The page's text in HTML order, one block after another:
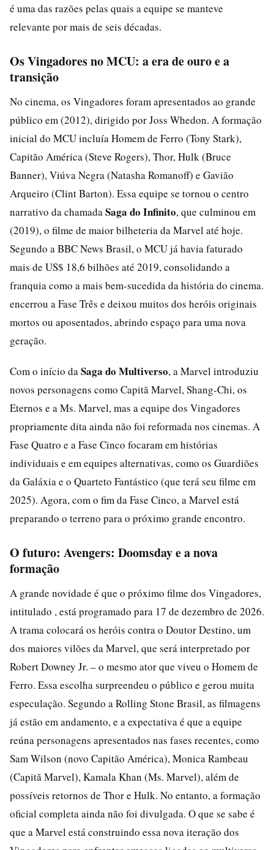
é uma das razões pelas quais a equipe se manteve
relevante por mais de seis décadas.
Os Vingadores no MCU: a era de ouro e a
transição
No cinema, os Vingadores foram apresentados ao grande
público em (2012), dirigido por Joss Whedon. A formação
inicial do MCU incluía Homem de Ferro (Tony Stark),
Capitão América (Steve Rogers), Thor, Hulk (Bruce
Banner), Viúva Negra (Natasha Romanoff) e Gavião
Arqueiro (Clint Barton). Essa equipe se tornou o centro
narrativo da chamada Saga do Infinito, que culminou em
(2019), o filme de maior bilheteria da Marvel até hoje.
Segundo a BBC News Brasil, o MCU já havia faturado
mais de US$ 18,6 bilhões até 2019, consolidando a
franquia como a mais bem-sucedida da história do cinema.
encerrou a Fase Três e deixou muitos dos heróis originais
mortos ou aposentados, abrindo espaço para uma nova
geração.
Com o início da Saga do Multiverso, a Marvel introduziu
novos personagens como Capitã Marvel, Shang-Chi, os
Eternos e a Ms. Marvel, mas a equipe dos Vingadores
propriamente dita ainda não foi reformada nos cinemas. A
Fase Quatro e a Fase Cinco focaram em histórias
individuais e em equipes alternativas, como os Guardiões
da Galáxia e o Quarteto Fantástico (que terá seu filme em
2025). Agora, com o fim da Fase Cinco, a Marvel está
preparando o terreno para o próximo grande encontro.
O futuro: Avengers: Doomsday e a nova
formação
A grande novidade é que o próximo filme dos Vingadores,
intitulado , está programado para 17 de dezembro de 2026.
A trama colocará os heróis contra o Doutor Destino, um
dos maiores vilões da Marvel, que será interpretado por
Robert Downey Jr. – o mesmo ator que viveu o Homem de
Ferro. Essa escolha surpreendeu o público e gerou muita
especulação. Segundo a Rolling Stone Brasil, as filmagens
já estão em andamento, e a expectativa é que a equipe
reúna personagens apresentados nas fases recentes, como
Sam Wilson (novo Capitão América), Monica Rambeau
(Capitã Marvel), Kamala Khan (Ms. Marvel), além de
possíveis retornos de Thor e Hulk. No entanto, a formação
oficial completa ainda não foi divulgada. O que se sabe é
que a Marvel está construindo essa nova iteração dos